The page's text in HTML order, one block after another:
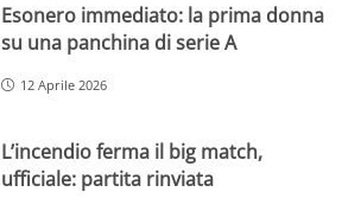
Esonero immediato: la prima donna
su una panchina di serie A
12 Aprile 2026
L’incendio ferma il big match,
ufficiale: partita rinviata